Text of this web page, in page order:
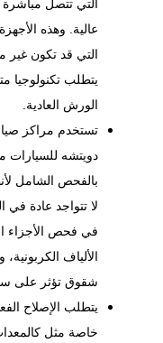
التي تتصل مباشرة
عالية. وهذه
التي قد تكون غير
يتطلب تكنولوجيا
الورش العادية.
دويتشه للسيارات
بالفحص الشامل
لا تتواجد عادة في
في فحص الأجزاء
الألياف
شقوق تؤثر على
خاصة مثل